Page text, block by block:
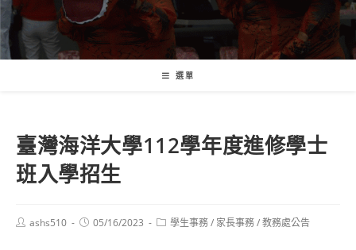
選單
臺灣海洋大學112學年度進修學士
班入學招生
Postashs510
Post05/16/2023
Post學生事務/ 家長事務/教務處公告